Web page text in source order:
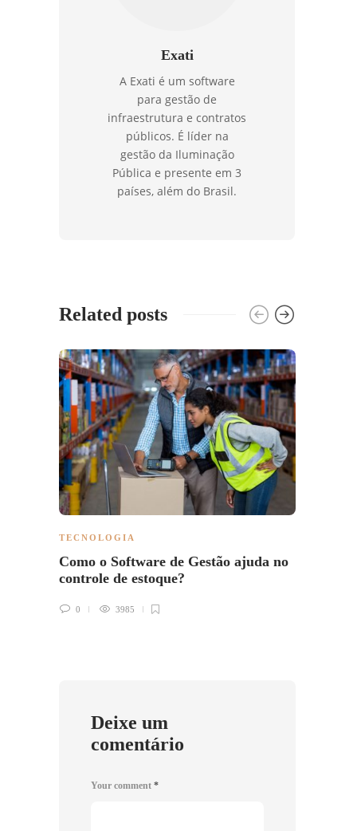
Exati
A Exati é um software
para gestão de
infraestrutura e contratos
públicos. É líder na
gestão da Iluminação
Pública e presente em 3
países, além do Brasil.
Related posts
TECNOLOGIA
Como o Software de Gestão ajuda no
controle de estoque?
0 3985
Deixe um
comentário
Your comment *